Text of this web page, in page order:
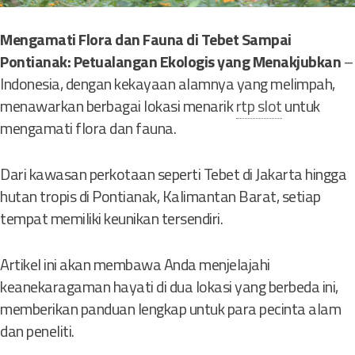
b
t
Mengamati Flora dan Fauna di Tebet Sampai
Pontianak: Petualangan Ekologis yang Menakjubkan–
Indonesia, dengan kekayaan alamnya yang melimpah,
menawarkan berbagai lokasi menarikrtp slotuntuk
mengamati flora dan fauna.
Dari kawasan perkotaan seperti Tebet di Jakarta hingga
hutan tropis di Pontianak, Kalimantan Barat, setiap
tempat memiliki keunikan tersendiri.
Artikel ini akan membawa Anda menjelajahi
keanekaragaman hayati di dua lokasi yang berbeda ini,
memberikan panduan lengkap untuk para pecinta alam
dan peneliti.